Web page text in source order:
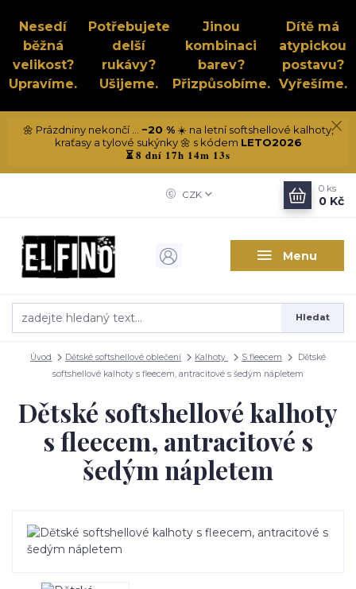
Nesedí
běžná
velikost?
Upravíme.
Potřebujete
delší
rukávy?
Ušijeme.
Jinou
kombinaci
barev?
Přizpůsobíme.
Dítě má
atypickou
postavu?
Vyřešíme.
🌼 Prázdniny nekončí ... −20 %☀️ na letní softshellové kalhoty,
kraťasy a tylové sukýnky 🌼 s kódem LETO2026
⏳8 dní 17h 14m 12s
Menu
CZK
Hledat
0 ks
0 Kč
Úvod Dětské softshellové oblečení Kalhoty S fleecem
Dětské
softshellové kalhoty s fleecem, antracitové s šedým nápletem
Dětské softshellové kalhoty
s fleecem, antracitové s
šedým nápletem